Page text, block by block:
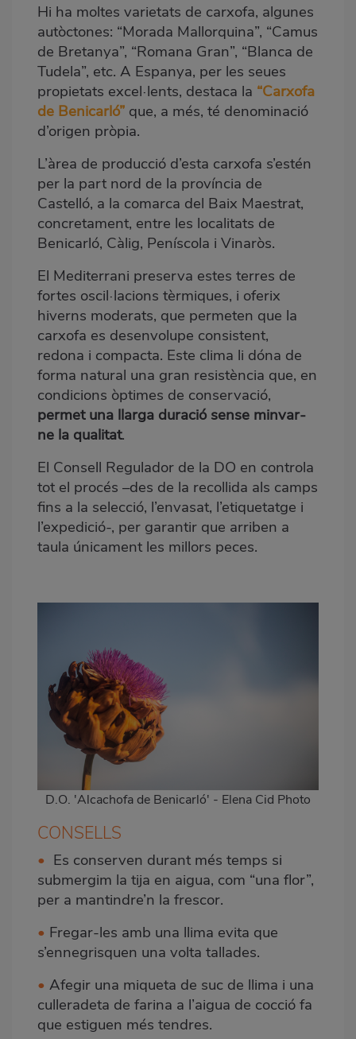
Hi ha moltes varietats de carxofa, algunes
autòctones: “Morada Mallorquina”, “Camus
de Bretanya”, “Romana Gran”, “Blanca de
Tudela”, etc. A Espanya, per les seues
propietats excel·lents, destaca la “Carxofa
de Benicarló” que, a més, té denominació
d’origen pròpia.
L’àrea de producció d’esta carxofa s’estén
per la part nord de la província de
Castelló, a la comarca del Baix Maestrat,
concretament, entre les localitats de
Benicarló, Càlig, Peníscola i Vinaròs.
El Mediterrani preserva estes terres de
fortes oscil·lacions tèrmiques, i oferix
hiverns moderats, que permeten que la
carxofa es desenvolupe consistent,
redona i compacta. Este clima li dóna de
forma natural una gran resistència que, en
condicions òptimes de conservació,
permet una llarga duració sense minvar-
ne la qualitat.
El Consell Regulador de la DO en controla
tot el procés –des de la recollida als camps
fins a la selecció, l’envasat, l’etiquetatge i
l’expedició-, per garantir que arriben a
taula únicament les millors peces.
D.O. 'Alcachofa de Benicarló' - Elena Cid Photo
CONSELLS
• Es conserven durant més temps si
submergim la tija en aigua, com “una flor”,
per a mantindre’n la frescor.
• Fregar-les amb una llima evita que
s’ennegrisquen una volta tallades.
• Afegir una miqueta de suc de llima i una
culleradeta de farina a l’aigua de cocció fa
que estiguen més tendres.